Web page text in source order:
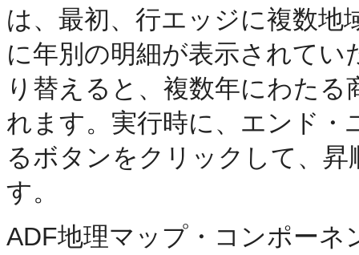
は、最初、行エッジに複数地
に年別の明細が表示されて
り替えると、複数年にわた
れます。実行時に、エンド
るボタンをクリックして、
す。
ADF地理マップ・コンポー